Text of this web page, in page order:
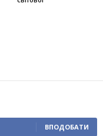
ВПОДОБАТИ